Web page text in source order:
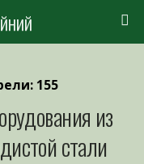
155
из
стали